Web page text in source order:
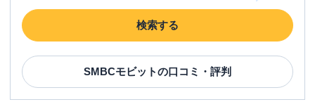
検索する
SMBCモビットの口コミ・評判